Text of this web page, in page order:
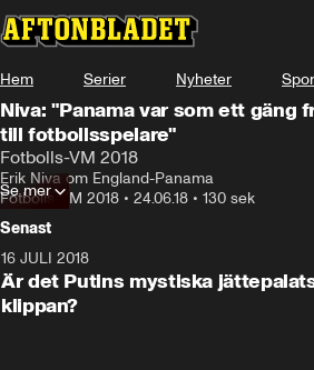
Hem Serier Nyheter
Niva: "Panama var som ett gäng
till fotbollsspelare"
Fotbolls-VM 2018
Erik Niva om England-Panama
Fotbolls-VM 2018 • 24.06.18 • 130 sek
Se mer
Senast
16 JULI 2018
Är det Putins mystiska
klippan?